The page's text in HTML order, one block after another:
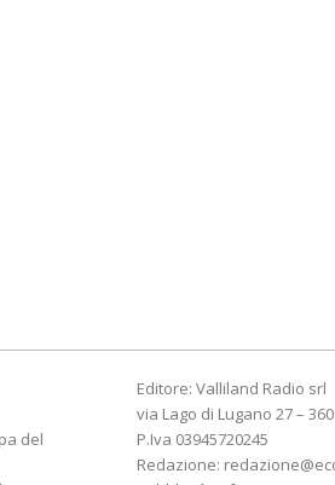
del
Editore: Valliland Radio srl
via Lago di Lugano 27 –
P.Iva 03945720245
Redazione: